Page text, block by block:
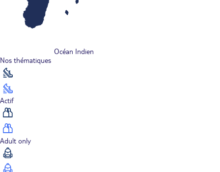
Océan Indien
Nos thématiques
Actif
Adult only